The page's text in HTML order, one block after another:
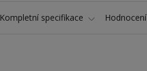
Kompletní specifikace Hodnocení